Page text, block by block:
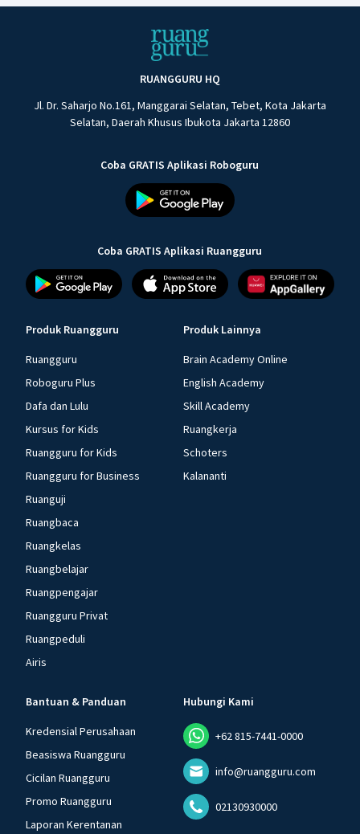
RUANGGURU HQ
Jl. Dr. Saharjo No.161, Manggarai Selatan, Tebet, Kota Jakarta
Selatan, Daerah Khusus Ibukota Jakarta 12860
Coba GRATIS Aplikasi Roboguru
Coba GRATIS Aplikasi Ruangguru
Produk Ruangguru
Ruangguru
Roboguru Plus
Dafa dan Lulu
Kursus for Kids
Ruangguru for Kids
Ruangguru for Business
Ruanguji
Ruangbaca
Ruangkelas
Ruangbelajar
Ruangpengajar
Ruangguru Privat
Ruangpeduli
Airis
Produk Lainnya
Brain Academy Online
English Academy
Skill Academy
Ruangkerja
Schoters
Kalananti
Bantuan & Panduan
Kredensial Perusahaan
Beasiswa Ruangguru
Cicilan Ruangguru
Promo Ruangguru
Laporan Kerentanan
Hubungi Kami
+62 815-7441-0000
info@ruangguru.com
02130930000